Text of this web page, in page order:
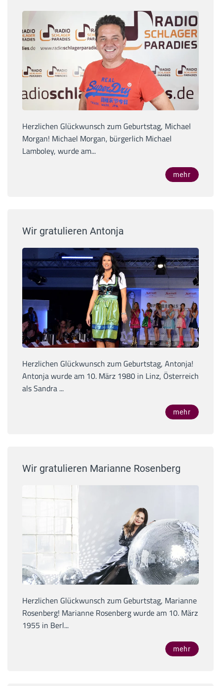
Herzlichen Glückwunsch zum Geburtstag, Michael
Morgan! Michael Morgan, bürgerlich Michael
Lamboley, wurde am...
mehr
Wir gratulieren Antonja
Herzlichen Glückwunsch zum Geburtstag, Antonja!
Antonja wurde am 10. März 1980 in Linz, Österreich
als Sandra ...
mehr
Wir gratulieren Marianne Rosenberg
Herzlichen Glückwunsch zum Geburtstag, Marianne
Rosenberg! Marianne Rosenberg wurde am 10. März
1955 in Berl...
mehr